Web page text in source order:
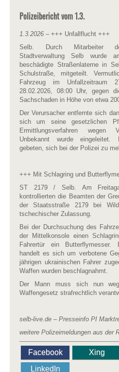
Polizeibericht vom 1.3.
1.3.2026 – +++ Unfallflucht +++
Selb. Durch Mitarbeiter
Stadtverwaltung Selb wurde
beschädigte Straßenlaterne in
Schulstraße, mitgeteilt.
Fahrzeug im Unfallzeitraum
28.02.2026, 08:00 Uhr, gegen
Sachschaden in Höhe von etwa
Der Verursacher entfernte sich
sich um seine gesetzlichen
Ermittlungsverfahren wegen
Unbekannt wurde eingeleitet.
gebeten, sich bei der Polizei zu
+++ Mit Schlagring und
ST 2179 / Selb. Am
kontrollierten die Beamten der
der Staatsstraße 2179 bei
tschechischer Zulassung.
Bei der Durchsuchung des
der Mittelkonsole einen
Fahrertür ein Butterflymesser.
handelt es sich um verbotene
jährigen ukrainischen Fahrer
Waffen wurden beschlagnahmt.
Der Mann muss sich nun
Waffengesetz strafrechtlich
selb-live.de – Presseinfo PI
weitere Polizeimeldungen aus der
Facebook Xing
LinkedIn